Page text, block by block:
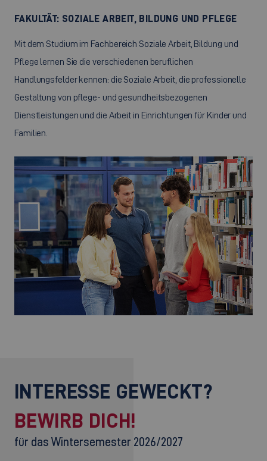
FAKULTÄT: SOZIALE ARBEIT, BILDUNG UND PFLEGE
Mit dem Studium im Fachbereich Soziale Arbeit, Bildung und
Pflege lernen Sie die verschiedenen beruflichen
Handlungsfelder kennen: die Soziale Arbeit, die professionelle
Gestaltung von pflege- und gesundheitsbezogenen
Dienstleistungen und die Arbeit in Einrichtungen für Kinder und
Familien.
©
INTERESSE GEWECKT?
BEWIRB DICH!
für das Wintersemester 2026/2027